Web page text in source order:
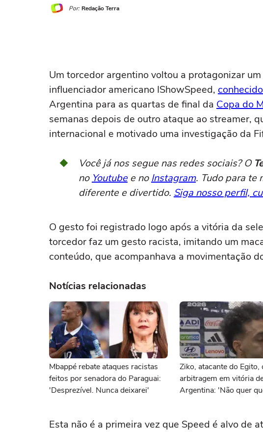
Por: Redação Terra
Um torcedor argentino voltou a protagonizar
influenciador americano IShowSpeed,
Argentina para as quartas de final da Copa do
semanas depois de outro ataque ao streamer,
internacional e motivado uma investigação da
Você já nos segue nas redes sociais? O
no Youtubee noInstagram. Tudo para te
diferente e divertido. Siga nosso perfil,
O gesto foi registrado logo após a vitória da
torcedor faz um gesto racista, imitando um
conteúdo, que acompanhava a movimentação
Notícias relacionadas
Mbappé rebate ataques racistas
feitos por senadora do Paraguai:
'Desprezível. Nunca deixarei'
Ziko, atacante do Egito,
arbitragem em vitória
Argentina: 'Não quer
Esta não é a primeira vez que Speed é alvo de